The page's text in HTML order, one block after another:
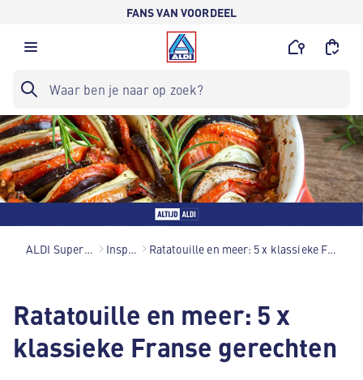
FANS VAN VOORDEEL
ALDI Supermarkten Inspiratie Ratatouille en meer: 5 x klassieke Franse gerechten
Ratatouille en meer: 5 x
klassieke Franse gerechten